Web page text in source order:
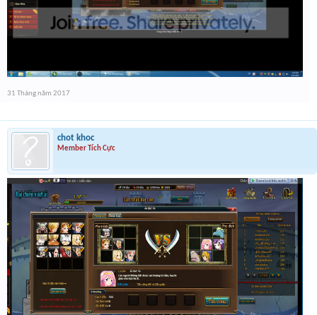
31 Tháng năm 2017
chot khoc
Member Tích Cực